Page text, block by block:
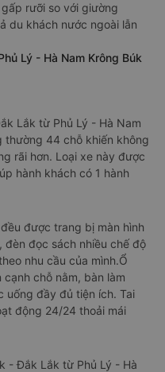
rưỡi so với giường
du khách nước ngoài lẫn
Lý - Hà Nam Krông Búk
Lắk từ Phủ Lý - Hà Nam
44 chỗ khiến không
rãi hơn. Loại xe này được
hành khách có 1 hành
được trang bị màn hình
đèn đọc sách nhiều chế độ
nhu cầu của mình.Ổ
chỗ nằm, bàn làm
uống đầy đủ tiện ích. Tai
động 24/24 thoải mái
- Đắk Lắk từ Phủ Lý - Hà